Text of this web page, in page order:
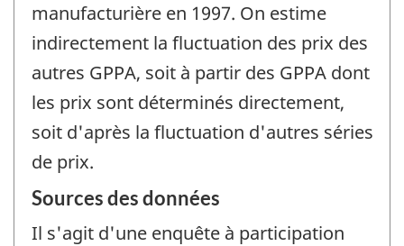
manufacturière en 1997. On estime
indirectement la fluctuation des prix des
autres GPPA, soit à partir des GPPA dont
les prix sont déterminés directement,
soit d'après la fluctuation d'autres séries
de prix.
Sources des données
Il s'agit d'une enquête à participation